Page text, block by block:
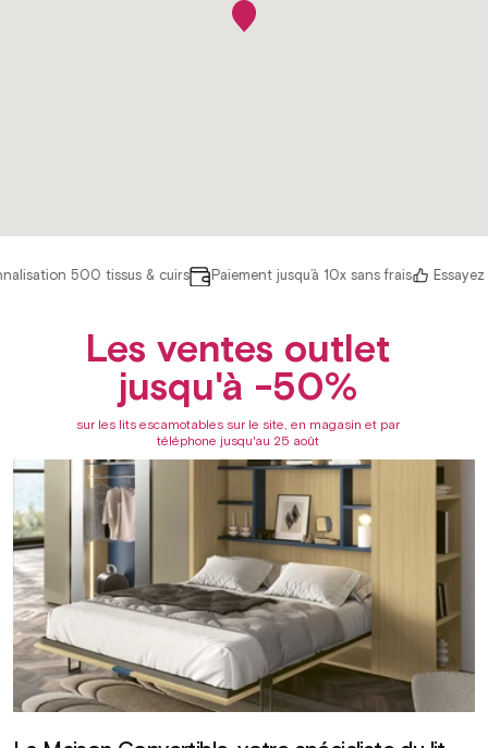
500 tissus & cuirs Paiement jusqu’à 10x sans frais Essayez nos
Les ventes outlet
jusqu'à -50%
sur les lits escamotables sur le site, en magasin et par
téléphone jusqu'au 25 août